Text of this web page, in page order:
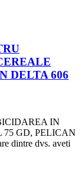
DELTA 606
IN
GD, PELICAN
dintre dvs. aveti